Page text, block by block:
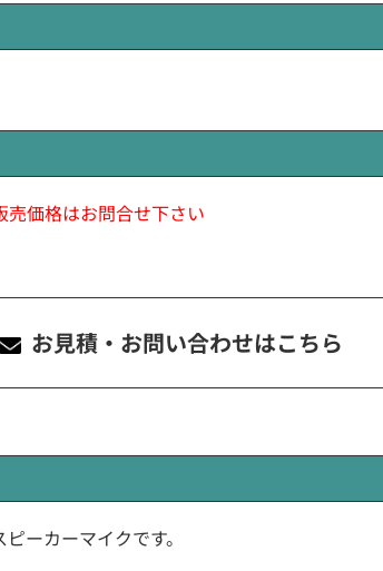
価格はお問合せ下さい
お見積・お問い合わせはこちら
ーカーマイクです。